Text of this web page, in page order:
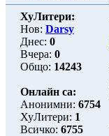
ХуЛитери:
Нов: Darsy
Днес: 0
Вчера: 0
Общо: 14243
Онлайн са:
Анонимни: 6754
ХуЛитери: 1
Всичко: 6755